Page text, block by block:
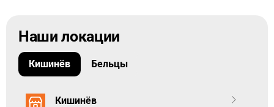
Наши локации
Кишинёв Бельцы
Кишинёв